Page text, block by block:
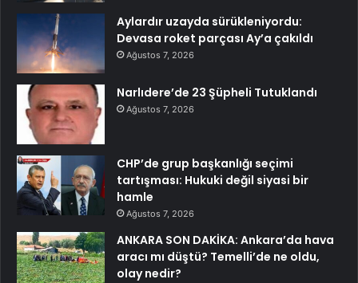
Aylardır uzayda sürükleniyordu:
Devasa roket parçası Ay’a çakıldı
Ağustos 7, 2026
Narlıdere’de 23 Şüpheli Tutuklandı
Ağustos 7, 2026
CHP’de grup başkanlığı seçimi
tartışması: Hukuki değil siyasi bir
hamle
Ağustos 7, 2026
ANKARA SON DAKİKA: Ankara’da hava
aracı mı düştü? Temelli’de ne oldu,
olay nedir?